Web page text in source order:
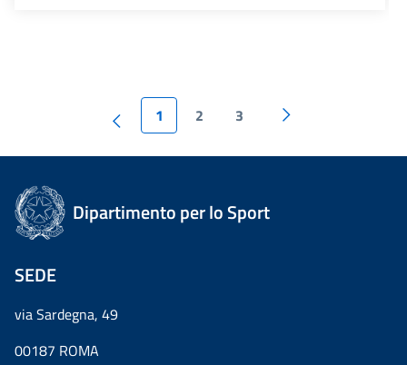
1 2 3
Dipartimento per lo Sport
SEDE
via Sardegna, 49
00187 ROMA